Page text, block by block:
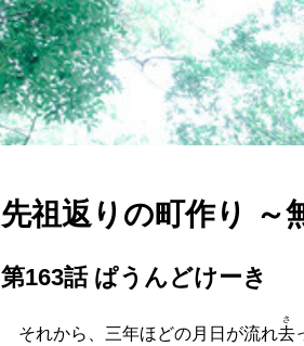
先祖返りの町作り ～
第163話 ぱうんどけーき
それから、三年ほどの月日が流れ去
さ